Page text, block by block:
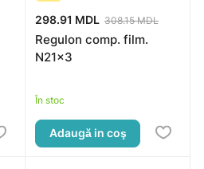
298.91 MDL 308.15 MDL
Regulon comp. film.
N21x3
În stoc
Adaugă in coş